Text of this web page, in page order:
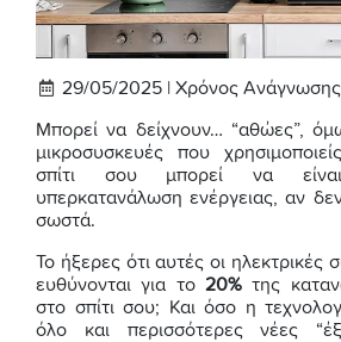
29/05/2025 | Χρόνος
Μπορεί να δείχνουν… “αθώες”,
μικροσυσκευές που
σπίτι σου μπορεί να
υπερκατανάλωση ενέργειας, αν δεν
σωστά.
Το ήξερες ότι αυτές οι ηλεκτρικές
ευθύνονται για το 20% της
στο σπίτι σου; Και όσο η
όλο και περισσότερες νέες